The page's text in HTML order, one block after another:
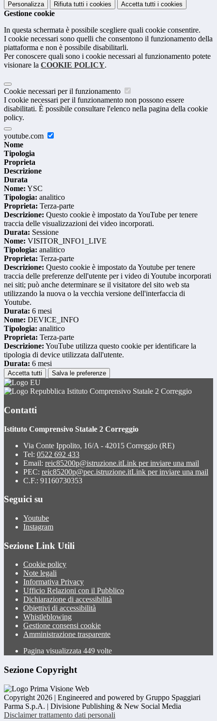
Personalizza Rifiuta tutti i cookies Accetta tutti i cookies
Gestione cookie
In questa schermata è possibile scegliere quali cookie consentire.
I cookie necessari sono quelli che consentono il funzionamento della
piattaforma e non è possibile disabilitarli.
Per conoscere quali sono i cookie necessari al funzionamento potete
visionare la COOKIE POLICY.
Cookie necessari per il funzionamento
I cookie necessari per il funzionamento non possono essere
disabilitati. È possibile consultare l'elenco nella pagina della cookie
policy.
youtube.com
Nome
Tipologia
Proprieta
Descrizione
Durata
Nome: YSC
Tipologia: analitico
Proprieta: Terza-parte
Descrizione: Questo cookie è impostato da YouTube per tenere
traccia delle visualizzazioni dei video incorporati.
Durata: Sessione
Nome: VISITOR_INFO1_LIVE
Tipologia: analitico
Proprieta: Terza-parte
Descrizione: Questo cookie è impostato da Youtube per tenere
traccia delle preferenze dell'utente per i video di Youtube incorporati
nei siti; può anche determinare se il visitatore del sito web sta
utilizzando la nuova o la vecchia versione dell'interfaccia di
Youtube.
Durata: 6 mesi
Nome: DEVICE_INFO
Tipologia: analitico
Proprieta: Terza-parte
Descrizione: YouTube utilizza questo cookie per identificare la
tipologia di device utilizzata dall'utente.
Durata: 6 mesi
Accetta tutti Salva le preferenze
Istituto Comprensivo Statale 2 Correggio
Contatti
Istituto Comprensivo Statale 2 Correggio
Via Conte Ippolito, 16/A - 42015 Correggio (RE)
Tel: 0522 692 433
Email: reic85200p@istruzione.itLink per inviare una mail
PEC: reic85200p@pec.istruzione.itLink per inviare una mail
C.F.: 91160730353
Seguici su
Youtube
Instagram
Sezione Link Utili
Cookie policy
Note legali
Informativa Privacy
Ufficio Relazioni con il Pubblico
Dichiarazione di accessibilità
Obiettivi di accessibilità
Whistleblowing
Gestione consensi cookie
Amministrazione trasparente
Pagina visualizzata 449 volte
Sezione Copyright
Copyright 2026 | Engineered and powered by Gruppo Spaggiari
Parma S.p.A. | Divisione Publishing & New Social Media
Disclaimer trattamento dati personali